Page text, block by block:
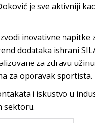
je sve aktivniji
inovativne napitke
dodataka ishrani
za zdravu
za oporavak sportista.
i iskustvo u
sektoru.